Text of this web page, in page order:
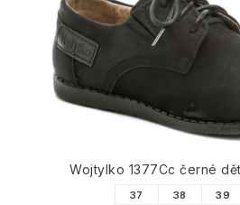
Wojtylko 1377Cc černé
37 38 39